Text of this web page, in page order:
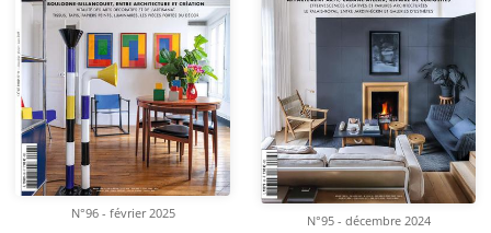
N°96 - février 2025 N°95 - décembre 2024